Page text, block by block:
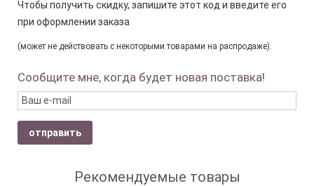
Чтобы получить скидку, запишите этот код и введите его
при оформлении заказа
(может не действовать с некоторыми товарами на распродаже).
Сообщите мне, когда будет новая поставка!
отправить
Рекомендуемые товары